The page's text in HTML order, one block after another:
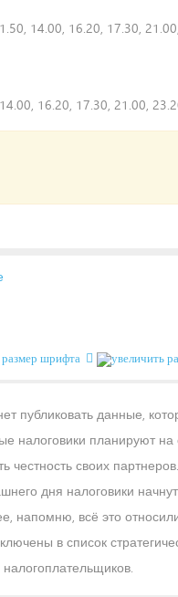
14.00, 16.20, 17.30,
16.20, 17.30, 21.00,
публиковать данные,
налоговики планируют
честность своих
дня налоговики
всё это
в список